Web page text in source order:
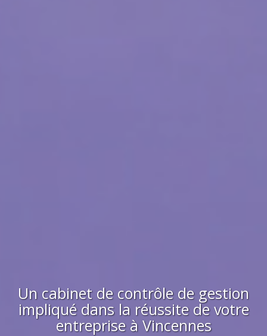
Un cabinet de contrôle de gestion
impliqué dans la réussite de votre
entreprise à Vincennes